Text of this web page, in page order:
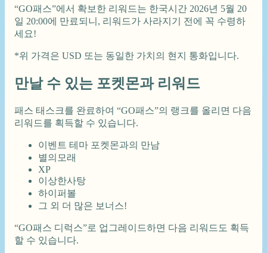
“GO패스”에서 확보한 리워드는 한국시간 2026년 5월 20
일 20:00에 만료되니, 리워드가 사라지기 전에 꼭 수령하
세요!
*위 가격은 USD 또는 동일한 가치의 현지 통화입니다.
만날 수 있는 포켓몬과 리워드
패스 태스크를 완료하여 “GO패스”의 랭크를 올리면 다음
리워드를 획득할 수 있습니다.
이벤트 테마 포켓몬과의 만남
별의모래
XP
이상한사탕
하이퍼볼
그 외 더 많은 보너스!
“GO패스 디럭스”로 업그레이드하면 다음 리워드도 획득
할 수 있습니다.